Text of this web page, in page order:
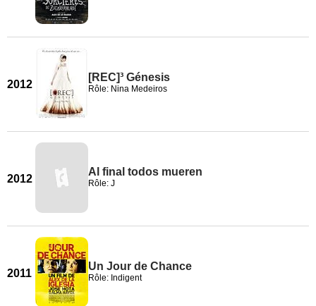
2012
[REC]³ Génesis
Rôle: Nina Medeiros
2012
Al final todos mueren
Rôle: J
2011
Un Jour de Chance
Rôle: Indigent